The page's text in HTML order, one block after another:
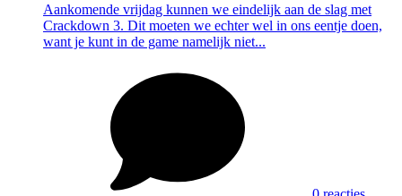
Aankomende vrijdag kunnen we eindelijk aan de slag met
Crackdown 3. Dit moeten we echter wel in ons eentje doen,
want je kunt in de game namelijk niet...